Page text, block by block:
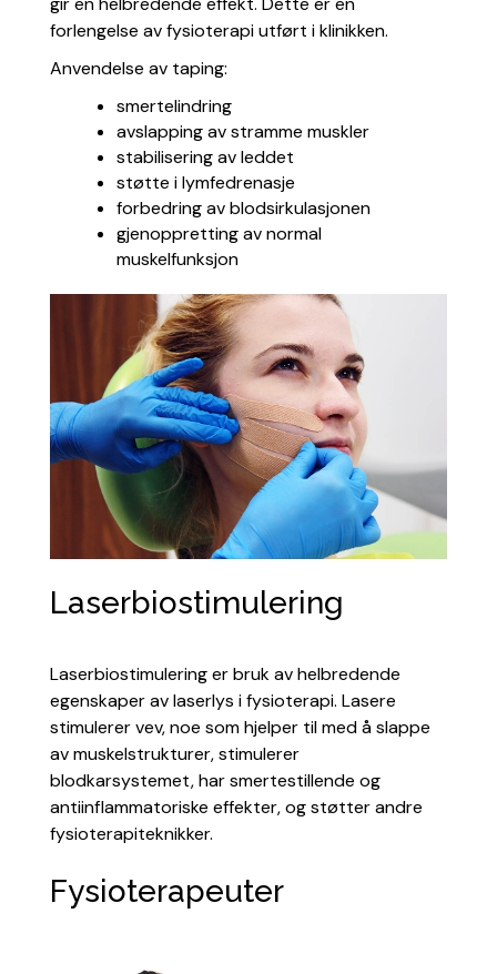
forlengelse av fysioterapi utført i klinikken.
Anvendelse av taping:
smertelindring
avslapping av stramme muskler
stabilisering av leddet
støtte i lymfedrenasje
forbedring av blodsirkulasjonen
gjenoppretting av normal
muskelfunksjon
Laserbiostimulering
Laserbiostimulering er bruk av helbredende
egenskaper av laserlys i fysioterapi. Lasere
stimulerer vev, noe som hjelper til med å slappe
av muskelstrukturer, stimulerer
blodkarsystemet, har smertestillende og
antiinflammatoriske effekter, og støtter andre
fysioterapiteknikker.
Fysioterapeuter